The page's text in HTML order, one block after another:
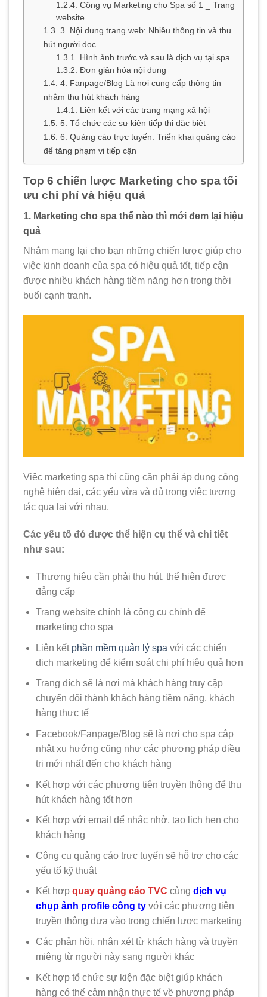
Công vụ Marketing cho Spa số 1 _ Trang
website
3. Nội dung trang web: Nhiều thông tin và thu
hút người đọc
Hình ảnh trước và sau là dịch vụ tại spa
Đơn giản hóa nội dung
4. Fanpage/Blog Là nơi cung cấp thông tin
nhằm thu hút khách hàng
Liên kết với các trang mạng xã hội
5. Tổ chức các sự kiện tiếp thị đặc biệt
6. Quảng cáo trực tuyến: Triển khai quảng cáo
để tăng phạm vi tiếp cận
Top 6 chiến lược Marketing cho spa tối
ưu chi phí và hiệu quả
1. Marketing cho spa thế nào thì mới đem lại hiệu
quả
Nhằm mang lại cho bạn những chiến lược giúp cho
việc kinh doanh của spa có hiệu quả tốt, tiếp cận
được nhiều khách hàng tiềm năng hơn trong thời
buổi cạnh tranh.
Việc marketing spa thì cũng cần phải áp dụng công
nghệ hiện đại, các yếu vừa và đủ trong việc tương
tác qua lại với nhau.
Các yếu tố đó được thể hiện cụ thể và chi tiết
như sau:
Thương hiệu cần phải thu hút, thể hiện được
đẳng cấp
Trang website chính là công cụ chính để
marketing cho spa
Liên kết phần mềm quản lý spa với các chiến
dịch marketing để kiểm soát chi phí hiệu quả hơn
Trang đích sẽ là nơi mà khách hàng truy cập
chuyển đổi thành khách hàng tiềm năng, khách
hàng thực tế
Facebook/Fanpage/Blog sẽ là nơi cho spa cập
nhật xu hướng cũng như các phương pháp điều
trị mới nhất đến cho khách hàng
Kết hợp với các phương tiện truyền thông để thu
hút khách hàng tốt hơn
Kết hợp với email để nhắc nhở, tạo lịch hẹn cho
khách hàng
Công cụ quảng cáo trực tuyến sẽ hỗ trợ cho các
yếu tố kỹ thuật
Kết hợp quay quảng cáo TVC cùng dịch vụ
chụp ảnh profile công tyvới các phương tiện
truyền thông đưa vào trong chiến lược marketing
Các phản hồi, nhận xét từ khách hàng và truyền
miệng từ người này sang người khác
Kết hợp tổ chức sự kiện đặc biệt giúp khách
hàng có thể cảm nhận thực tế về phương pháp